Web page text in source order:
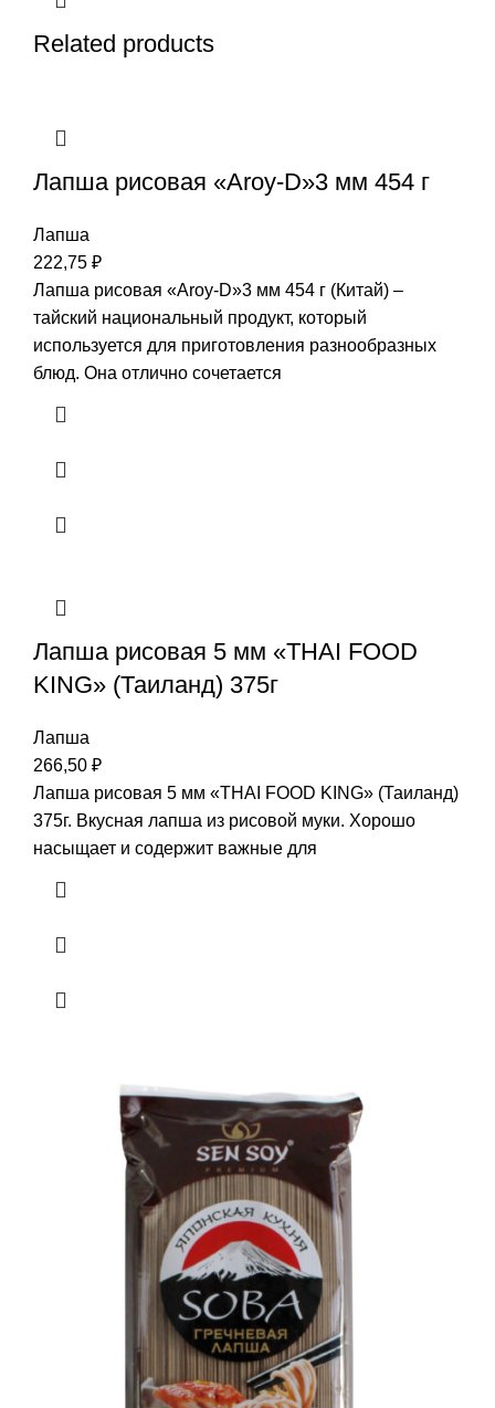
Related products
Лапша рисовая «Aroy-D»3 мм 454 г
Лапша
222,75 ₽
Лапша рисовая «Aroy-D»3 мм 454 г (Китай) –
тайский национальный продукт, который
используется для приготовления разнообразных
блюд. Она отлично сочетается
Лапша рисовая 5 мм «THAI FOOD
KING» (Таиланд) 375г
Лапша
266,50 ₽
Лапша рисовая 5 мм «THAI FOOD KING» (Таиланд)
375г. Вкусная лапша из рисовой муки. Хорошо
насыщает и содержит важные для